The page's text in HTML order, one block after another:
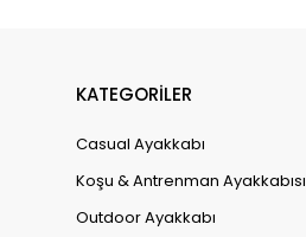
KATEGORİLER
Casual Ayakkabı
Koşu & Antrenman Ayakkabısı
Outdoor Ayakkabı